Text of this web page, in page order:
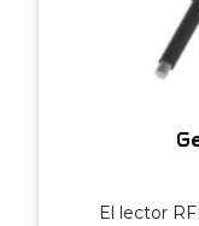
El lector